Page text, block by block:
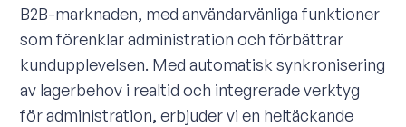
B2B-marknaden, med användarvänliga funktioner
som förenklar administration och förbättrar
kundupplevelsen. Med automatisk synkronisering
av lagerbehov i realtid och integrerade verktyg
för administration, erbjuder vi en heltäckande